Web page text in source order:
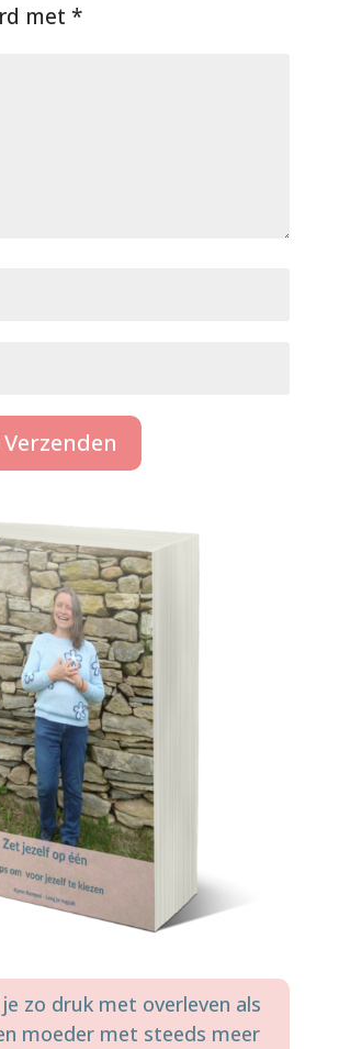
met *
zo druk met overleven als
moeder met steeds meer